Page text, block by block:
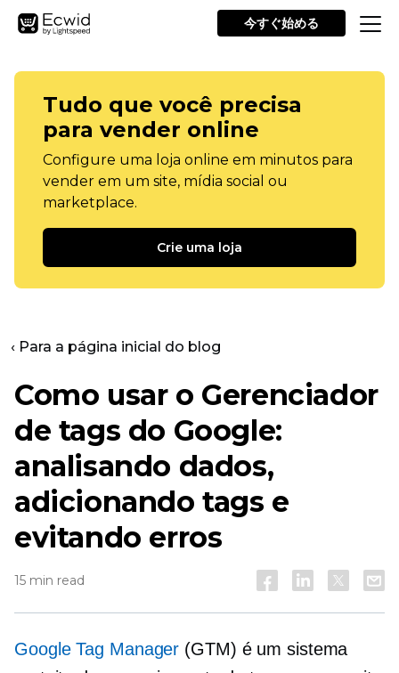
今すぐ始める
Tudo que você precisa
para vender online
Configure uma loja online em minutos para
vender em um site, mídia social ou
marketplace.
Crie uma loja
‹ Para a página inicial do blog
Como usar o Gerenciador
de tags do Google:
analisando dados,
adicionando tags e
evitando erros
15 min read
Google Tag Manager (GTM) é um sistema